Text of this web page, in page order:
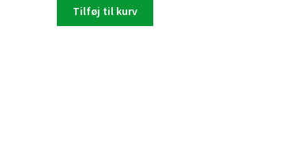
Tilføj til kurv